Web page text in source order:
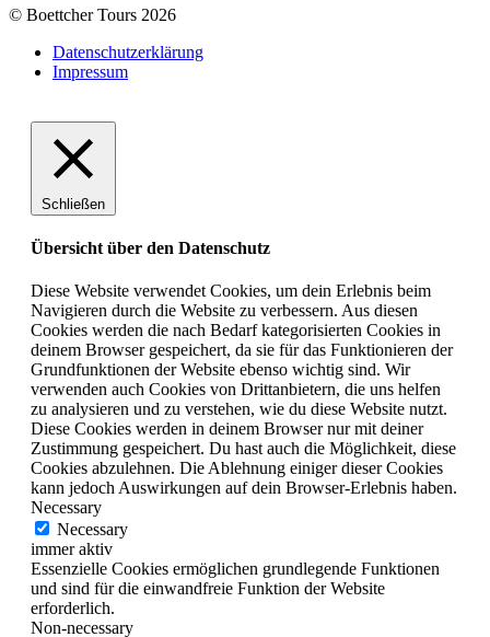
© Boettcher Tours 2026
Datenschutzerklärung
Impressum
Schließen
Übersicht über den Datenschutz
Diese Website verwendet Cookies, um dein Erlebnis beim
Navigieren durch die Website zu verbessern. Aus diesen
Cookies werden die nach Bedarf kategorisierten Cookies in
deinem Browser gespeichert, da sie für das Funktionieren der
Grundfunktionen der Website ebenso wichtig sind. Wir
verwenden auch Cookies von Drittanbietern, die uns helfen
zu analysieren und zu verstehen, wie du diese Website nutzt.
Diese Cookies werden in deinem Browser nur mit deiner
Zustimmung gespeichert. Du hast auch die Möglichkeit, diese
Cookies abzulehnen. Die Ablehnung einiger dieser Cookies
kann jedoch Auswirkungen auf dein Browser-Erlebnis haben.
Necessary
Necessary
immer aktiv
Essenzielle Cookies ermöglichen grundlegende Funktionen
und sind für die einwandfreie Funktion der Website
erforderlich.
Non-necessary